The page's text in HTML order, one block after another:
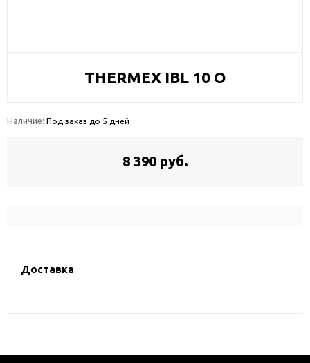
THERMEX IBL 10 O
Наличие: Под заказ до 5 дней
8 390 руб.
Доставка